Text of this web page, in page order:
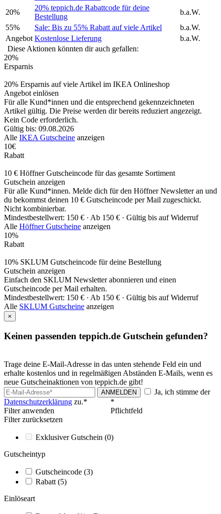
20%
20% teppich.de Rabattcode für deine
Bestellung
b.a.W.
55%
Sale: Bis zu 55% Rabatt auf viele Artikel
b.a.W.
Angebot Kostenlose Lieferung
b.a.W.
Diese Aktionen könnten dir auch gefallen:
20%
Ersparnis
20% Ersparnis auf viele Artikel im IKEA Onlineshop
Angebot einlösen
Für alle Kund*innen und die entsprechend gekennzeichneten
Artikel gültig. Die Preise werden dir bereits reduziert angezeigt.
Kein Code erforderlich.
Gültig bis: 09.08.2026
Alle IKEA Gutscheine anzeigen
10€
Rabatt
10 € Höffner Gutscheincode für das gesamte Sortiment
Gutschein anzeigen
Für alle Kund*innen. Melde dich für den Höffner Newsletter an und
du bekommst deinen 10 € Gutscheincode per Mail zugeschickt.
Nicht kombinierbar.
Mindestbestellwert: 150 € · Ab 150 € · Gültig bis auf Widerruf
Alle Höffner Gutscheine anzeigen
10%
Rabatt
10% SKLUM Gutscheincode für deine Bestellung
Gutschein anzeigen
Einfach den SKLUM Newsletter abonnieren und einen
Gutscheincode per Mail erhalten.
Mindestbestellwert: 150 € · Ab 150 € · Gültig bis auf Widerruf
Alle SKLUM Gutscheine anzeigen
×
Keinen passenden teppich.de Gutschein gefunden?
Trage deine E-Mail-Adresse in das unten stehende Feld ein und
erhalte kostenlos und in regelmäßigen Abständen E-Mails, wenn es
neue Gutscheinaktionen von teppich.de gibt!
ANMELDEN
Ja, ich stimme der
Datenschutzerklärung zu.*
*
Pflichtfeld
Filter anwenden
Filter zurücksetzen
Exklusiver Gutschein (0)
Gutscheintyp
Gutscheincode (3)
Rabatt (5)
Einlöseart